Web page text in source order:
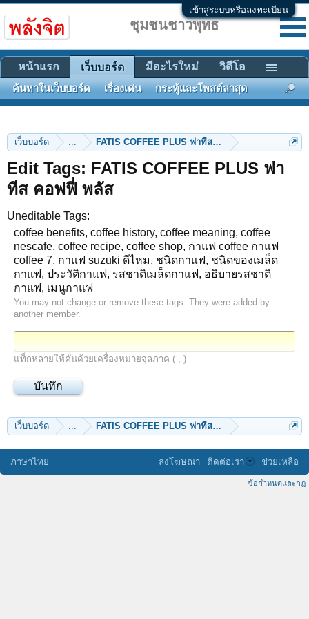
เข้าสู่ระบบหรือลงทะเบียน
เว็บบอร์ด ... FATIS COFFEE PLUS ฟาทีส คอฟฟี่ พลัส
Edit Tags: FATIS COFFEE PLUS ฟา
ทีส คอฟฟี่ พลัส
Uneditable Tags:
coffee benefits, coffee history, coffee meaning, coffee
nescafe, coffee recipe, coffee shop, กาแฟ coffee กาแฟ
coffee 7, กาแฟ suzuki ดีไหม, ชนิดกาแฟ, ชนิดของเมล็ด
กาแฟ, ประวัติกาแฟ, รสชาติเมล็ดกาแฟ, อธิบายรสชาติ
กาแฟ, เมนูกาแฟ
You may not change or remove these tags. They were added by
another member.
แท็กหลายให้คั่นด้วยเครื่องหมายจุลภาค ( , )
เว็บบอร์ด ... FATIS COFFEE PLUS ฟาทีส คอฟฟี่ พลัส
ชุมชนชาวพุทธ
หน้าแรก เว็บบอร์ด
ค้นหาในเว็บบอร์ด เรื่องเด่น กระทู้และโพสต์ล่าสุด
มีอะไรใหม่ วิดีโอ
ภาษาไทย ลงโฆษณา ติดต่อเรา ช่วยเหลือ
ข้อกำหนดและกฎ